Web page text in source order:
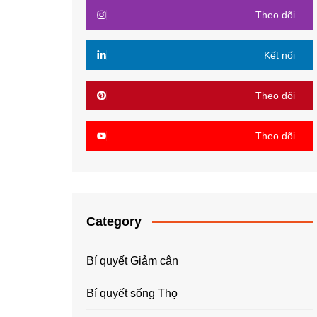
Theo dõi
Kết nối
Theo dõi
Theo dõi
Category
Bí quyết Giảm cân
Bí quyết sống Thọ